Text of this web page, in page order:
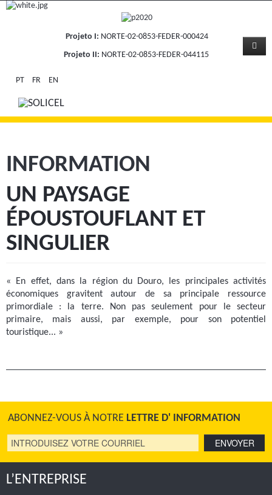
Projeto I: NORTE-02-0853-FEDER-000424
Projeto II: NORTE-02-0853-FEDER-044115
PT FR EN
INFORMATION
UN PAYSAGE
ÉPOUSTOUFLANT ET
SINGULIER
« En effet, dans la région du Douro, les principales activités
économiques gravitent autour de sa principale ressource
primordiale : la terre. Non pas seulement pour le secteur
primaire, mais aussi, par exemple, pour son potentiel
touristique... »
ABONNEZ-VOUS À NOTRE LETTRE D' INFORMATION
L’ENTREPRISE